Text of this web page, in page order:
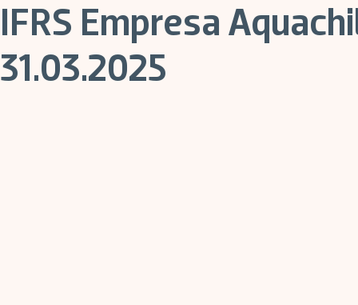
IFRS Empresa
31.03.2025